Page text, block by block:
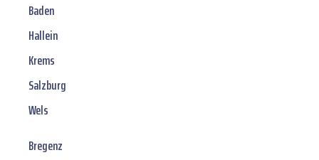
Baden
Hallein
Krems
Salzburg
Wels
Bregenz